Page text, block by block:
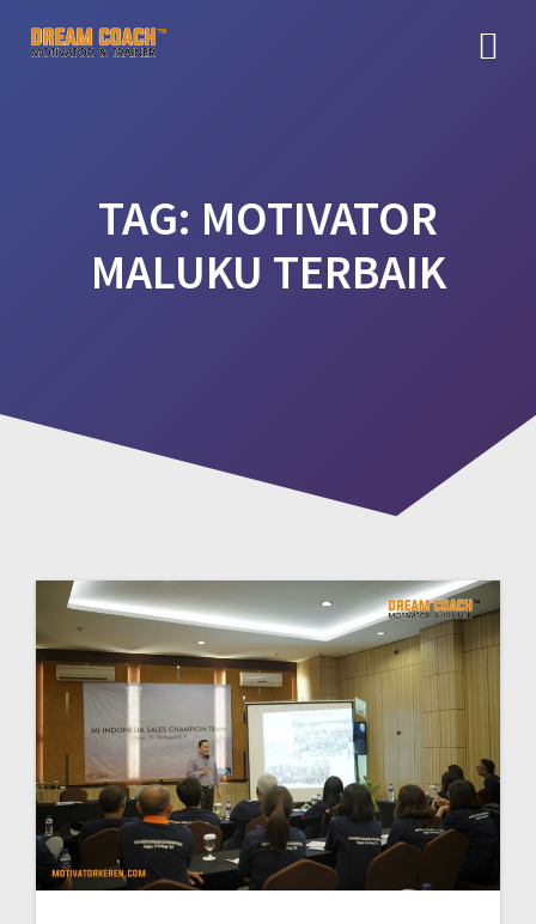
TAG: MOTIVATOR
MALUKU TERBAIK